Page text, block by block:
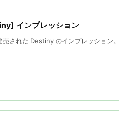
インプレッション
売された Destiny のインプレッション